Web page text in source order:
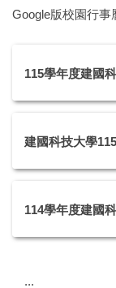
Google版校園行事
115學年度建國
建國科技大學
114學年度建國